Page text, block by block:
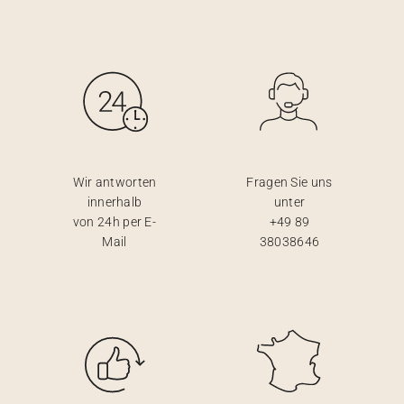
Wir antworten
innerhalb
von 24h per E-
Mail
Fragen Sie uns
unter
+49 89
38038646